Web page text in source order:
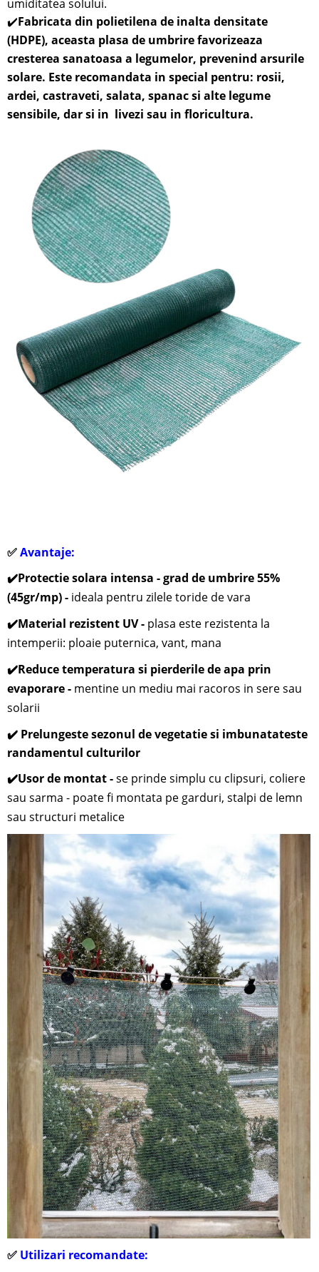
umiditatea solului.
✔️Fabricata din polietilena de inalta densitate
(HDPE), aceasta plasa de umbrire favorizeaza
cresterea sanatoasa a legumelor, prevenind arsurile
solare. Este recomandata in special pentru: rosii,
ardei, castraveti, salata, spanac si alte legume
sensibile,dar si in livezi sau in floricultura.
✅Avantaje:
✔️Protectie solara intensa - grad de umbrire 55%
(45gr/mp) - ideala pentru zilele toride de vara
✔️Material rezistent UV - plasa este rezistenta la
intemperii: ploaie puternica, vant, mana
✔️Reduce temperatura si pierderile de apa prin
evaporare - mentine un mediu mai racoros in sere sau
solarii
✔️ Prelungeste sezonul de vegetatie si imbunatateste
randamentul culturilor
✔️Usor de montat -se prinde simplu cu clipsuri, coliere
sau sarma - poate fi montata pe garduri, stalpi de lemn
sau structuri metalice
✅ Utilizari recomandate: